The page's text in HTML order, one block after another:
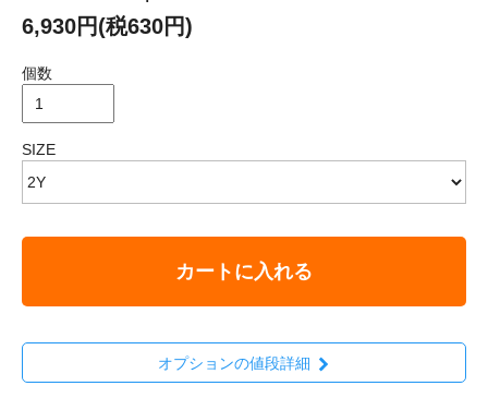
6,930円(税630円)
個数
SIZE
カートに入れる
オプションの値段詳細